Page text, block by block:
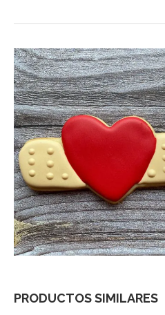
PRODUCTOS SIMILARES